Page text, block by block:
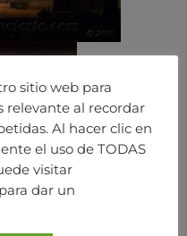
sitio web para
relevante al recordar
Al hacer clic en
el uso de TODAS
visitar
dar un